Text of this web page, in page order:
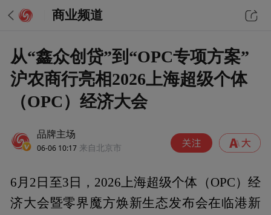
商业频道
从“鑫众创贷”到“OPC专项方案”
沪农商行亮相2026上海超级个体
（OPC）经济大会
品牌主场
06-06 10:17 来自北京市
6月2日至3日，2026上海超级个体（OPC）经
济大会暨零界魔方焕新生态发布会在临港新